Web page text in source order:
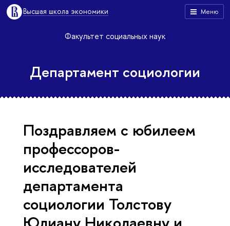
Меню
Высшая школа экономики
Факультет социальных наук
Департамент социологии
Поздравляем с юбилеем
профессоров-
исследователей
департамента
социологии Толстову